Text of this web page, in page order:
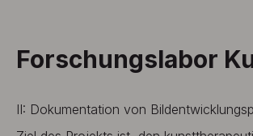
Forschungslabor
II: Dokumentation von